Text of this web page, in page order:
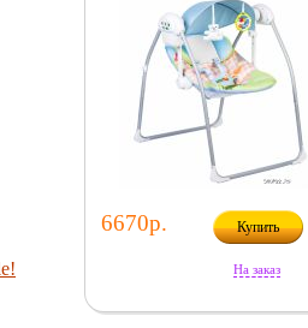
6670р. Купить
На заказ